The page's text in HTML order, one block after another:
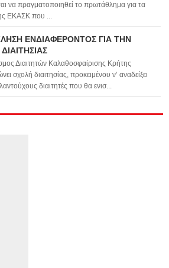
να πραγματοποιηθεί το πρωτάθλημα για τα
ΕΚΑΣΚ που ...
ΕΝΔΙΑΦΕΡΟΝΤΟΣ ΓΙΑ ΤΗΝ
Διαιτητών Καλαθοσφαίρισης Κρήτης
σχολή διαιτησίας, προκειμένου ν’ αναδείξει
διαιτητές που θα ενισ...